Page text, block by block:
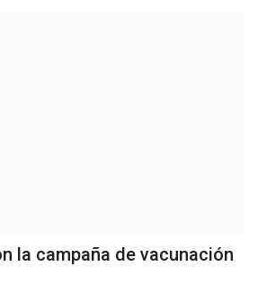
la campaña de vacunación